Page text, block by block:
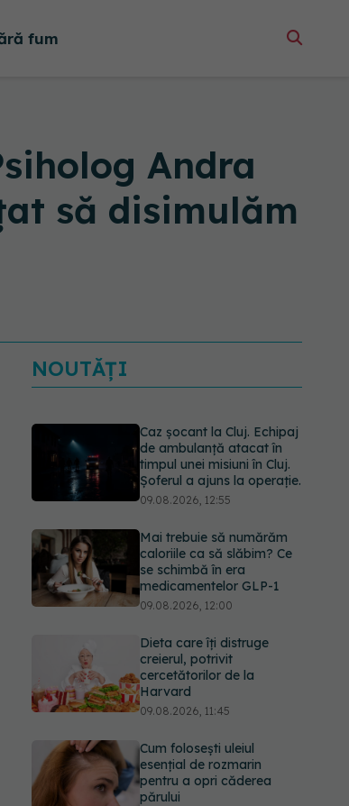
fum
Andra
să disimulăm
NOUTĂȚI
Caz șocant la Cluj. Echipaj
de ambulanță atacat în
timpul unei misiuni în Cluj.
Șoferul a ajuns la operație.
09.08.2026, 12:55
Mai trebuie să numărăm
caloriile ca să slăbim? Ce
se schimbă în era
medicamentelor GLP-1
09.08.2026, 12:00
Dieta care îți distruge
creierul, potrivit
cercetătorilor de la
Harvard
09.08.2026, 11:45
Cum folosești uleiul
esențial de rozmarin
pentru a opri căderea
părului